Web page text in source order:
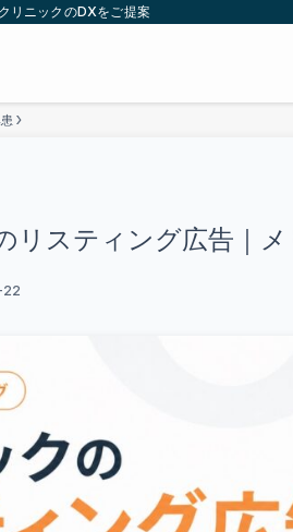
リニックのDXをご提案
リスティング広告｜